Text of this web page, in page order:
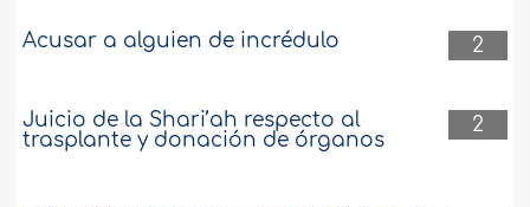
2
Acusar a alguien de incrédulo
2
Juicio de la Shari’ah respecto al
trasplante y donación de órganos